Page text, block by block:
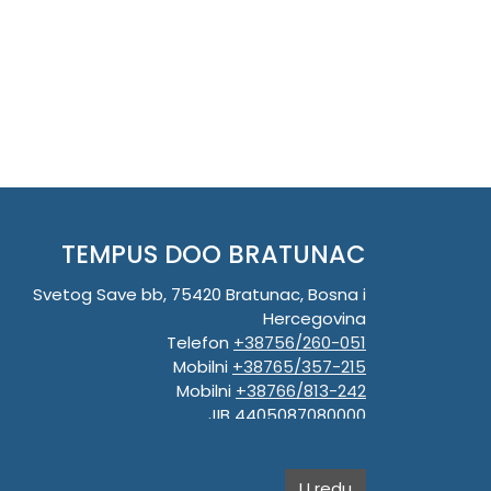
TEMPUS DOO BRATUNAC
Svetog Save bb, 75420 Bratunac, Bosna i
Hercegovina
Telefon +38756/260-051
Mobilni +38765/357-215
Mobilni +38766/813-242
JIB 4405087080000